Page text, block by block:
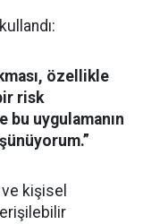
özellikle
risk
bu uygulamanın
kişisel